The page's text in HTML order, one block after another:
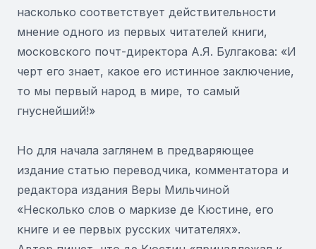
насколько соответствует действительности
мнение одного из первых читателей книги,
московского почт-директора А.Я. Булгакова: «И
черт его знает, какое его истинное заключение,
то мы первый народ в мире, то самый
гнуснейший!»
Но для начала заглянем в предваряющее
издание статью переводчика, комментатора и
редактора издания Веры Мильчиной
«Несколько слов о маркизе де Кюстине, его
книге и ее первых русских читателях».